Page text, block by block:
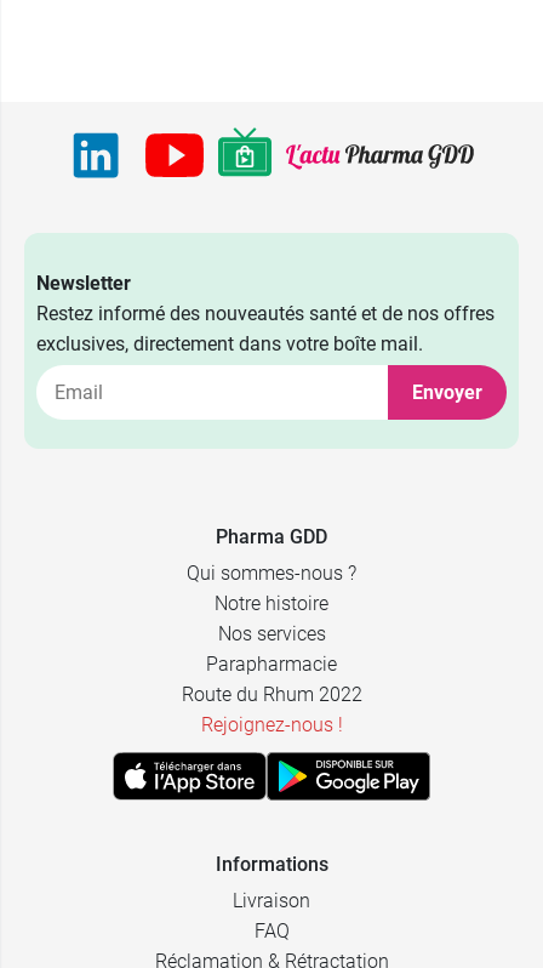
0,89 €
Newsletter
Restez informé des nouveautés santé et de nos offres
exclusives, directement dans votre boîte mail.
Envoyer
Pharma GDD
Qui sommes-nous ?
Notre histoire
Nos services
Parapharmacie
Route du Rhum 2022
Rejoignez-nous !
Informations
Livraison
FAQ
Réclamation & Rétractation